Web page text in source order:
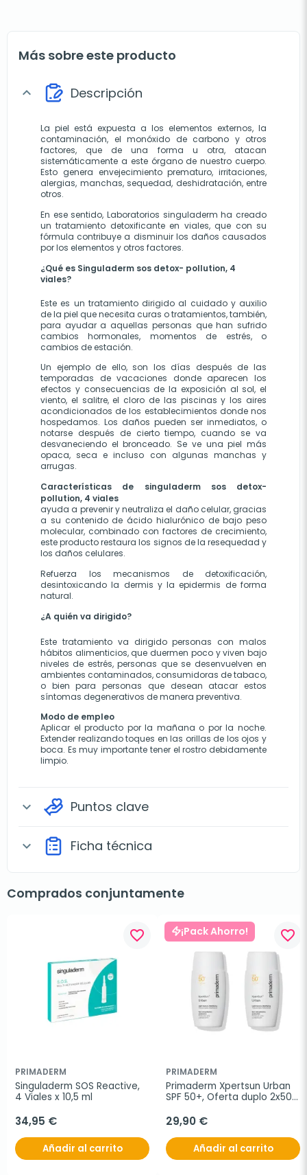
Más sobre este producto
expand_more Descripción
La piel está expuesta a los elementos externos, la
contaminación, el monóxido de carbono y otros
factores, que de una forma u otra, atacan
sistemáticamente a este órgano de nuestro cuerpo.
Esto genera envejecimiento prematuro, irritaciones,
alergias, manchas, sequedad, deshidratación, entre
otros.
En ese sentido, Laboratorios singuladerm ha creado
un tratamiento detoxificante en viales, que con su
fórmula contribuye a disminuir los daños causados
por los elementos y otros factores.
¿Qué es Singuladerm sos detox- pollution, 4
viales?
Este es un tratamiento dirigido al cuidado y auxilio
de la piel que necesita curas o tratamientos, también,
para ayudar a aquellas personas que han sufrido
cambios hormonales, momentos de estrés, o
cambios de estación.
Un ejemplo de ello, son los días después de las
temporadas de vacaciones donde aparecen los
efectos y consecuencias de la exposición al sol, el
viento, el salitre, el cloro de las piscinas y los aires
acondicionados de los establecimientos donde nos
hospedamos. Los daños pueden ser inmediatos, o
notarse después de cierto tiempo, cuando se va
desvaneciendo el bronceado. Se ve una piel más
opaca, seca e incluso con algunas manchas y
arrugas.
Características de singuladerm sos detox-
pollution, 4 viales
ayuda a prevenir y neutraliza el daño celular, gracias
a su contenido de ácido hialurónico de bajo peso
molecular, combinado con factores de crecimiento,
este producto restaura los signos de la resequedad y
los daños celulares.
Refuerza los mecanismos de detoxificación,
desintoxicando la dermis y la epidermis de forma
natural.
¿A quién va dirigido?
Este tratamiento va dirigido personas con malos
hábitos alimenticios, que duermen poco y viven bajo
niveles de estrés, personas que se desenvuelven en
ambientes contaminados, consumidoras de tabaco,
o bien para personas que desean atacar estos
síntomas degenerativos de manera preventiva.
Modo de empleo
Aplicar el producto por la mañana o por la noche.
Extender realizando toques en las orillas de los ojos y
boca. Es muy importante tener el rostro debidamente
limpio.
expand_more Puntos clave
expand_more Ficha técnica
Comprados conjuntamente
favorite_border
PRIMADERM
Singuladerm SOS Reactive,
4 Viales x 10,5 ml
34,95 €
Añadir al carrito
¡Pack Ahorro! favorite_border
PRIMADERM
Primaderm Xpertsun Urban
SPF 50+, Oferta duplo 2x50
29,90 €
Añadir al carrito